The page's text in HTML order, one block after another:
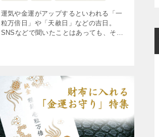
運気や金運がアップするといわれる「一
粒万倍日」や「天赦日」などの吉日。
SNSなどで聞いたことはあっても、その